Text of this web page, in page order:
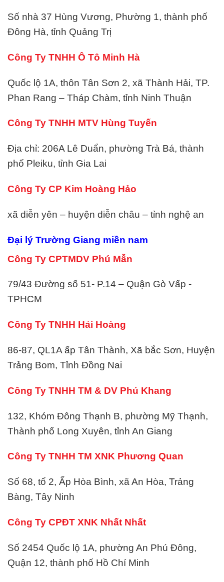
Số nhà 37 Hùng Vương, Phường 1, thành phố
Đông Hà, tỉnh Quảng Trị
Công Ty TNHH Ô Tô Minh Hà
Quốc lộ 1A, thôn Tân Sơn 2, xã Thành Hải, TP.
Phan Rang – Tháp Chàm, tỉnh Ninh Thuận
Công Ty TNHH MTV Hùng Tuyến
Địa chỉ: 206A Lê Duẩn, phường Trà Bá, thành
phố Pleiku, tỉnh Gia Lai
Công Ty CP Kim Hoàng Hảo
xã diễn yên – huyện diễn châu – tỉnh nghệ an
Đại lý Trường Giang miền nam
Công Ty CPTMDV Phú Mẫn
79/43 Đường số 51- P.14 – Quận Gò Vấp -
TPHCM
Công Ty TNHH Hải Hoàng
86-87, QL1A ấp Tân Thành, Xã bắc Sơn, Huyện
Trảng Bom, Tỉnh Đồng Nai
Công Ty TNHH TM & DV Phú Khang
132, Khóm Đông Thạnh B, phường Mỹ Thạnh,
Thành phố Long Xuyên, tỉnh An Giang
Công Ty TNHH TM XNK Phương Quan
Số 68, tổ 2, Ấp Hòa Bình, xã An Hòa, Trảng
Bàng, Tây Ninh
Công Ty CPĐT XNK Nhất Nhất
Số 2454 Quốc lộ 1A, phường An Phú Đông,
Quận 12, thành phố Hồ Chí Minh